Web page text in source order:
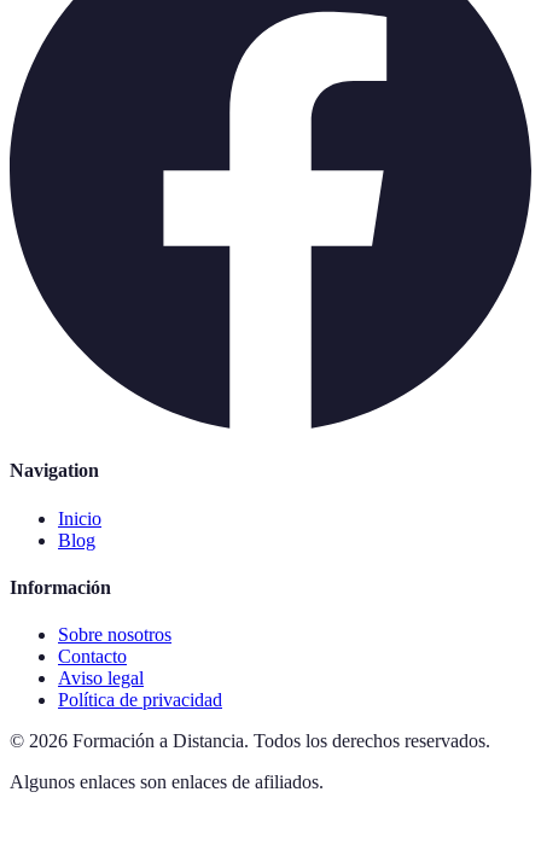
Navigation
Inicio
Blog
Información
Sobre nosotros
Contacto
Aviso legal
Política de privacidad
© 2026 Formación a Distancia. Todos los derechos reservados.
Algunos enlaces son enlaces de afiliados.